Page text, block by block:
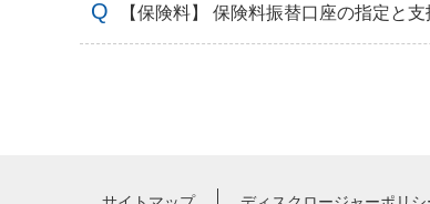
【保険料】 保険料振替口座の指定と